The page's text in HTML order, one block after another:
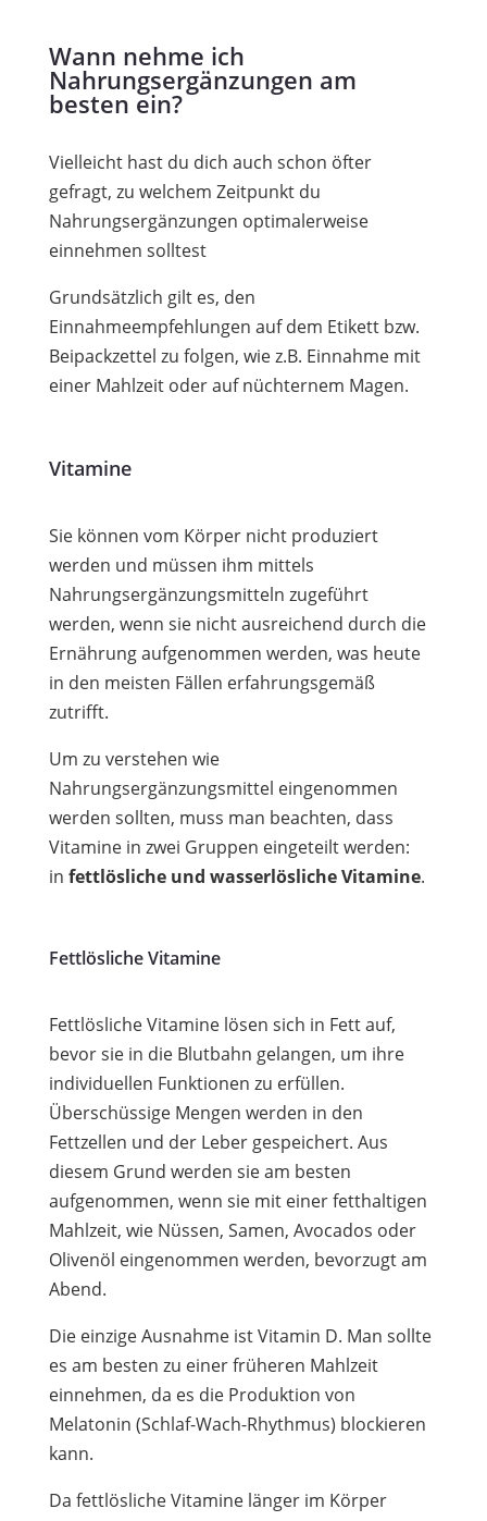
Wann nehme ich
Nahrungsergänzungen am
besten ein?
Vielleicht hast du dich auch schon öfter
gefragt, zu welchem Zeitpunkt du
Nahrungsergänzungen optimalerweise
einnehmen solltest
Grundsätzlich gilt es, den
Einnahmeempfehlungen auf dem Etikett bzw.
Beipackzettel zu folgen, wie z.B. Einnahme mit
einer Mahlzeit oder auf nüchternem Magen.
Vitamine
Sie können vom Körper nicht produziert
werden und müssen ihm mittels
Nahrungsergänzungsmitteln zugeführt
werden, wenn sie nicht ausreichend durch die
Ernährung aufgenommen werden, was heute
in den meisten Fällen erfahrungsgemäß
zutrifft.
Um zu verstehen wie
Nahrungsergänzungsmittel eingenommen
werden sollten, muss man beachten, dass
Vitamine in zwei Gruppen eingeteilt werden:
in fettlösliche und wasserlösliche Vitamine.
Fettlösliche Vitamine
Fettlösliche Vitamine lösen sich in Fett auf,
bevor sie in die Blutbahn gelangen, um ihre
individuellen Funktionen zu erfüllen.
Überschüssige Mengen werden in den
Fettzellen und der Leber gespeichert. Aus
diesem Grund werden sie am besten
aufgenommen, wenn sie mit einer fetthaltigen
Mahlzeit, wie Nüssen, Samen, Avocados oder
Olivenöl eingenommen werden, bevorzugt am
Abend.
Die einzige Ausnahme ist Vitamin D. Man sollte
es am besten zu einer früheren Mahlzeit
einnehmen, da es die Produktion von
Melatonin (Schlaf-Wach-Rhythmus) blockieren
kann.
Da fettlösliche Vitamine länger im Körper